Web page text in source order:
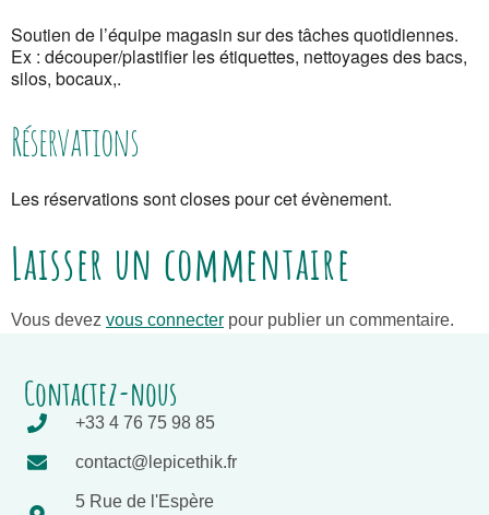
Soutien de l’équipe magasin sur des tâches quotidiennes.
Ex : découper/plastifier les étiquettes, nettoyages des bacs,
silos, bocaux,.
Réservations
Les réservations sont closes pour cet évènement.
Laisser un commentaire
Vous devez vous connecter pour publier un commentaire.
Contactez-nous
+33 4 76 75 98 85
contact@lepicethik.fr
5 Rue de l'Espère